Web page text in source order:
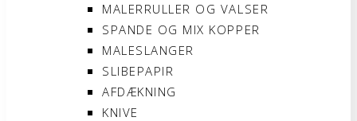
MALERRULLER OG VALSER
SPANDE OG MIX KOPPER
MALESLANGER
SLIBEPAPIR
AFDÆKNING
KNIVE